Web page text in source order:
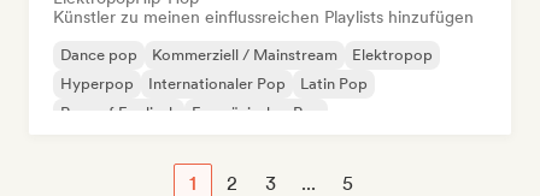
Künstler zu meinen einflussreichen Playlists hinzufügen
Dance pop Kommerziell / Mainstream
Elektropop
Hyperpop
Internationaler Pop
Latin Pop
Rap auf Englisch
Französischer Rap
1 2 3 ... 5